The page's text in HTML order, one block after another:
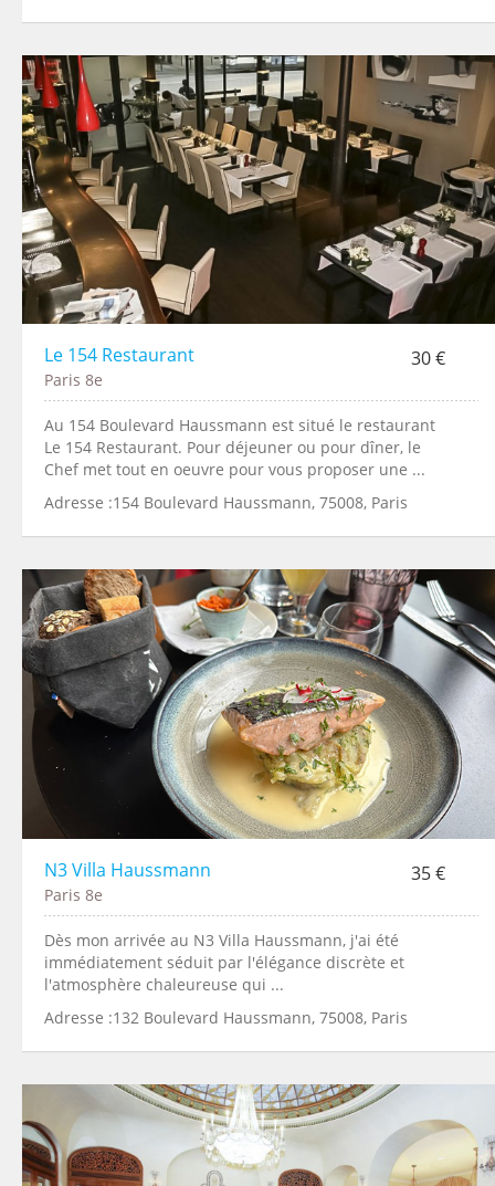
Le 154 Restaurant 30 €
Paris 8e
Au 154 Boulevard Haussmann est situé le restaurant
Le 154 Restaurant. Pour déjeuner ou pour dîner, le
Chef met tout en oeuvre pour vous proposer une ...
Adresse :154 Boulevard Haussmann, 75008, Paris
N3 Villa Haussmann 35 €
Paris 8e
Dès mon arrivée au N3 Villa Haussmann, j'ai été
immédiatement séduit par l'élégance discrète et
l'atmosphère chaleureuse qui ...
Adresse :132 Boulevard Haussmann, 75008, Paris